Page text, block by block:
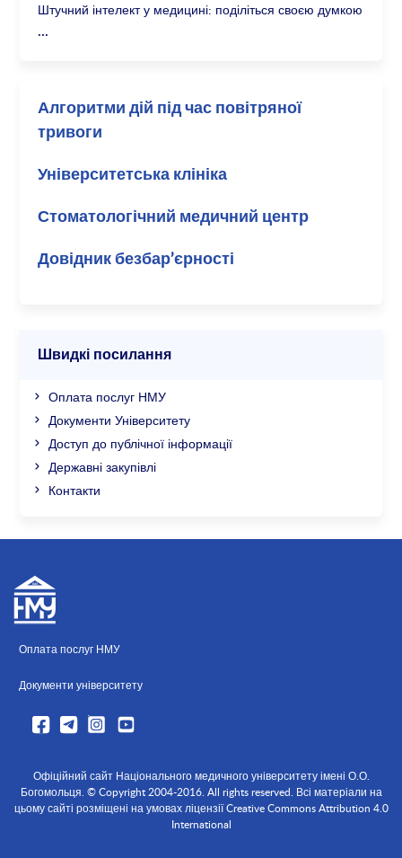
Штучний інтелект у медицині: поділіться своєю думкою
Алгоритми дій під час повітряної
тривоги
Університетська клініка
Стоматологічний медичний центр
Довідник безбар’єрності
Швидкі посилання
Оплата послуг НМУ
Документи Університету
Доступ до публічної інформації
Державні закупівлі
Контакти
Оплата послуг НМУ
Документи університету
Офіційний сайт Національного медичного університету імені О.О.
Богомольця. © Copyright 2004-2016. All rights reserved. Всі матеріали на
цьому сайті розміщені на умовах ліцензії Creative Commons Attribution 4.0
International